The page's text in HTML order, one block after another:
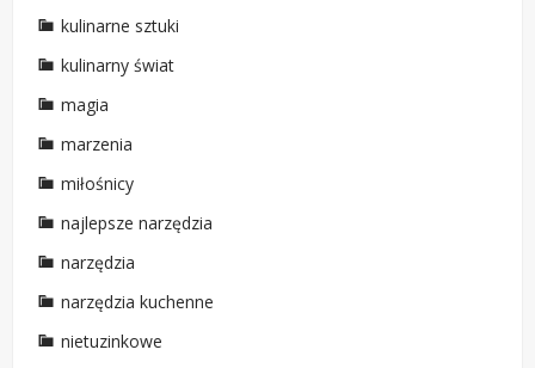
kulinarne sztuki
kulinarny świat
magia
marzenia
miłośnicy
najlepsze narzędzia
narzędzia
narzędzia kuchenne
nietuzinkowe